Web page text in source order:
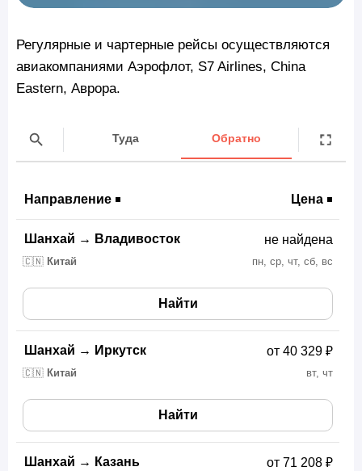
Регулярные и чартерные рейсы осуществляются
авиакомпаниями Аэрофлот, S7 Airlines, China
Eastern, Аврора.
Туда Обратно
Направление Цена
Шанхай → Владивосток
🇨🇳 Китай пн, ср, чт, сб, вс
не найдена
Найти
Шанхай → Иркутск
🇨🇳 Китай вт, чт
от 40 329 ₽
Найти
Шанхай → Казань от 71 208 ₽